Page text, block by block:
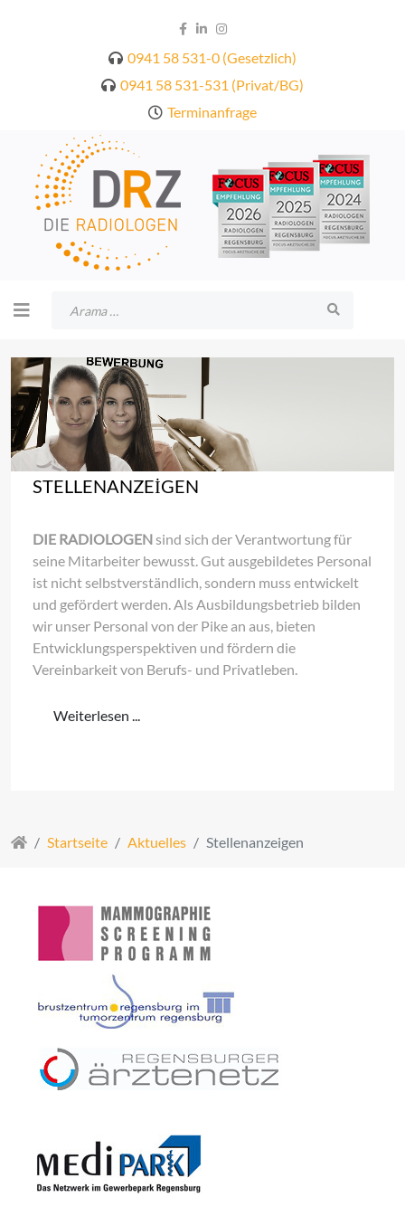
0941 58 531-0 (Gesetzlich)
0941 58 531-531 (Privat/BG)
Terminanfrage
STELLENANZEIGEN
DIE RADIOLOGEN sind sich der Verantwortung für
seine Mitarbeiter bewusst. Gut ausgebildetes Personal
ist nicht selbstverständlich, sondern muss entwickelt
und gefördert werden. Als Ausbildungsbetrieb bilden
wir unser Personal von der Pike an aus, bieten
Entwicklungsperspektiven und fördern die
Vereinbarkeit von Berufs- und Privatleben.
Weiterlesen ...
Startseite Aktuelles Stellenanzeigen